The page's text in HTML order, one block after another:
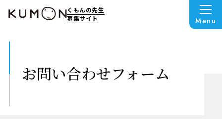
くもんの先生
募集サイト
Menu
お問い合わせフォーム